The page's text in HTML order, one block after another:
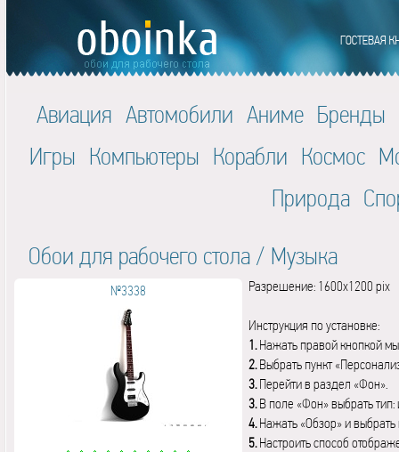
Авиация Автомобили Аниме Бренды
Игры Компьютеры Корабли Космос
Природа
Обои для рабочего стола / Музыка
№3338 Разрешение: 1600x1200 pix
Инструкция по установке:
1.Нажать правой кнопкой
2.Выбрать пункт
3.Перейти в раздел «Фон».
3.В поле «Фон» выбрать
4.Нажать «Обзор» и выбрать
5.Настроить способ